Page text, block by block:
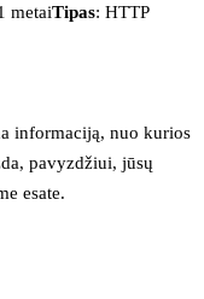
metaiTipas: HTTP
informaciją, nuo kurios
pavyzdžiui, jūsų
esate.